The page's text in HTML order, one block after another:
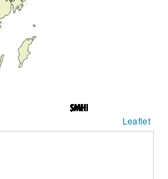
Leaflet